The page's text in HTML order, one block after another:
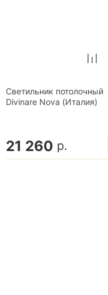
Светильник потолочный
Divinare Nova (Италия)
21 260 р.